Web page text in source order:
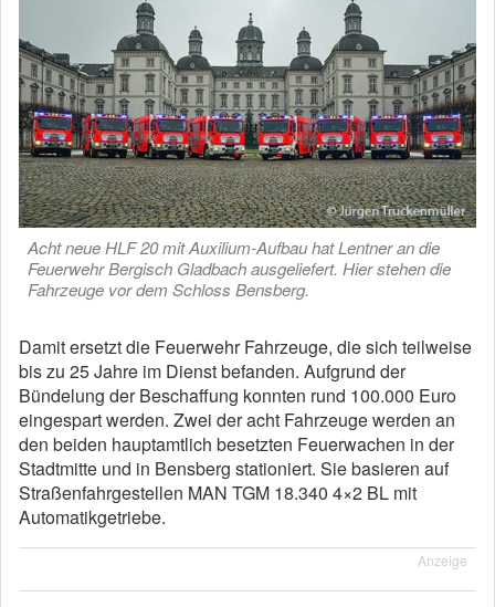
Acht neue HLF 20 mit Auxilium-Aufbau hat Lentner an die
Feuerwehr Bergisch Gladbach ausgeliefert. Hier stehen die
Fahrzeuge vor dem Schloss Bensberg.
Damit ersetzt die Feuerwehr Fahrzeuge, die sich teilweise
bis zu 25 Jahre im Dienst befanden. Aufgrund der
Bündelung der Beschaffung konnten rund 100.000 Euro
eingespart werden. Zwei der acht Fahrzeuge werden an
den beiden hauptamtlich besetzten Feuerwachen in der
Stadtmitte und in Bensberg stationiert. Sie basieren auf
Straßenfahrgestellen MAN TGM 18.340 4×2 BL mit
Automatikgetriebe.
Anzeige